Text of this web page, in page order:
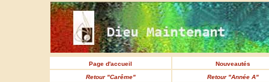
Page d'accueil
Nouveautés
Retour "Carême"
Retour "Année A"